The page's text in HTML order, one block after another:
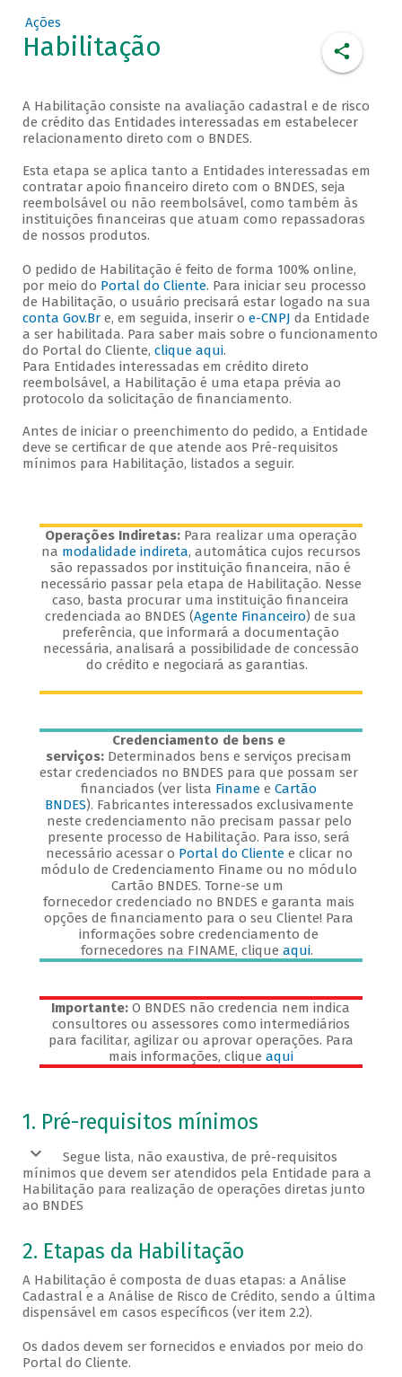
Ações
Habilitação
A Habilitação consiste na avaliação cadastral e de risco
de crédito das Entidades interessadas em estabelecer
relacionamento direto com o BNDES.
Esta etapa se aplica tanto a Entidades interessadas em
contratar apoio financeiro direto com o BNDES, seja
reembolsável ou não reembolsável, como também às
instituições financeiras que atuam como repassadoras
de nossos produtos.
O pedido de Habilitação é feito de forma 100% online,
por meio do Portal do Cliente. Para iniciar seu processo
de Habilitação, o usuário precisará estar logado na sua
conta Gov.Bre, em seguida, inserir o e-CNPJ da Entidade
a ser habilitada. Para saber mais sobre o funcionamento
do Portal do Cliente, clique aqui.
Para Entidades interessadas em crédito direto
reembolsável, a Habilitação é uma etapa prévia ao
protocolo da solicitação de financiamento.
Antes de iniciar o preenchimento do pedido, a Entidade
deve se certificar de que atende aos Pré-requisitos
mínimos para Habilitação, listados a seguir.
Operações Indiretas: Para realizar uma operação
na modalidade indireta, automática cujos recursos
são repassados por instituição financeira, não é
necessário passar pela etapa de Habilitação. Nesse
caso, basta procurar uma instituição financeira
credenciada ao BNDES (Agente Financeiro) de sua
preferência, que informará a documentação
necessária, analisará a possibilidade de concessão
do crédito e negociará as garantias.
Credenciamento de bens e
serviços: Determinados bens e serviços precisam
estar credenciados no BNDES para que possam ser
financiados (ver lista Finame eCartão
BNDES). Fabricantes interessados exclusivamente
neste credenciamento não precisam passar pelo
presente processo de Habilitação. Para isso, será
necessário acessar o Portal do Cliente e clicar no
módulo de Credenciamento Finame ou no módulo
Cartão BNDES. Torne-se um
fornecedor credenciado no BNDES e garanta mais
opções de financiamento para o seu Cliente! Para
informações sobre credenciamento de
fornecedores na FINAME, cliqueaqui.
Importante: O BNDES não credencia nem indica
consultores ou assessores como intermediários
para facilitar, agilizar ou aprovar operações. Para
mais informações, clique aqui
Veja os pré-requisitos
1. Pré-requisitos mínimos
Segue lista, não exaustiva, de pré-requisitos
mínimos que devem ser atendidos pela Entidade para a
Habilitação para realização de operações diretas junto
ao BNDES
2. Etapas da Habilitação
A Habilitação é composta de duas etapas: a Análise
Cadastral e a Análise de Risco de Crédito, sendo a última
dispensável em casos específicos (ver item 2.2).
Os dados devem ser fornecidos e enviados por meio do
Portal do Cliente.